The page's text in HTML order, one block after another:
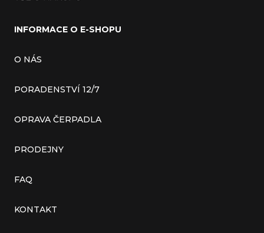
INFORMACE O E-SHOPU
O NÁS
PORADENSTVÍ 12/7
OPRAVA ČERPADLA
PRODEJNY
FAQ
KONTAKT